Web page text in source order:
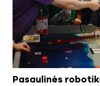
Pasaulinės